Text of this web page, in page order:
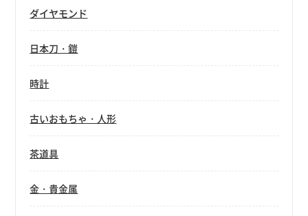
ダイヤモンド
日本刀・鎧
時計
古いおもちゃ・人形
茶道具
金・貴金属